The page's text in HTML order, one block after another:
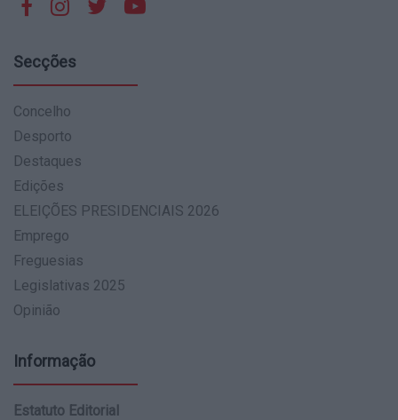
Secções
Concelho
Desporto
Destaques
Edições
ELEIÇÕES PRESIDENCIAIS 2026
Emprego
Freguesias
Legislativas 2025
Opinião
Informação
Estatuto Editorial